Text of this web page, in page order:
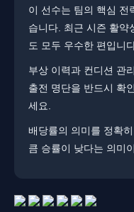
이 선수는 팀의 핵심 전
습니다. 최근 시즌 활약
도 모두 우수한 편입니
부상 이력과 컨디션 관
출전 명단을 반드시 확
세요.
배당률의 의미를 정확
큼 승률이 낮다는 의미